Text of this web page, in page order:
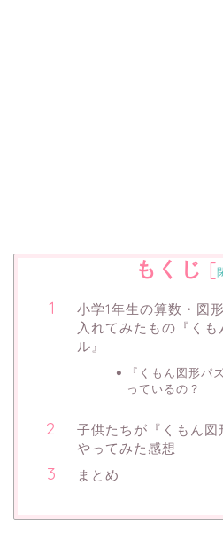
もくじ [
小学1年生の算数・図
入れてみたもの『く
ル』
『くもん図形パ
っているの？
子供たちが『くもん図
やってみた感想
まとめ